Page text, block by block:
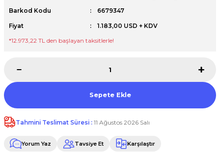
Barkod Kodu 6679347
Fiyat
1.183,00 USD + KDV
*12.973,22 TL den başlayan taksitlerle!
Sepete Ekle
Tahmini Teslimat Süresi : 11 Ağustos 2026 Salı
Yorum Yaz Tavsiye Et Karşılaştır